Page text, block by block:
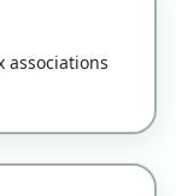
associations